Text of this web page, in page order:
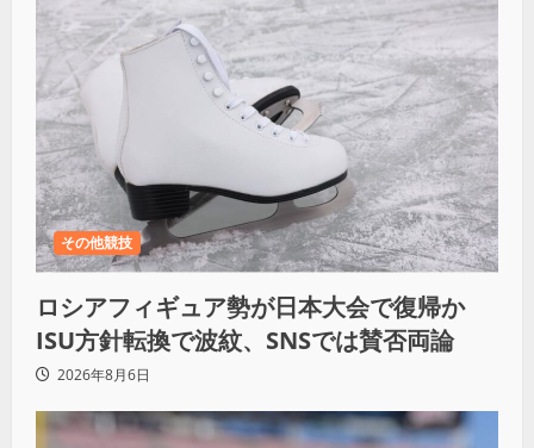
その他競技
ロシアフィギュア勢が日本大会で復帰か
ISU方針転換で波紋、SNSでは賛否両論
2026年8月6日